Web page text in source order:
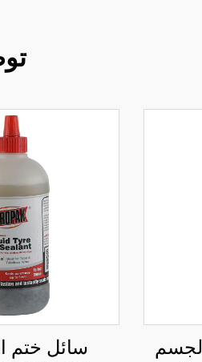
منظف AEROPAK لجسم
سائل ختم